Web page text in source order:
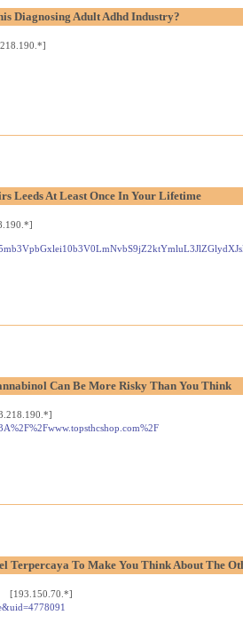
Diagnosing Adult Adhd Industry?
Leeds At Least Once In Your Lifetime
Can Be More Risky Than You Think
Terpercaya To Make You Think About The
[193.150.70.*]